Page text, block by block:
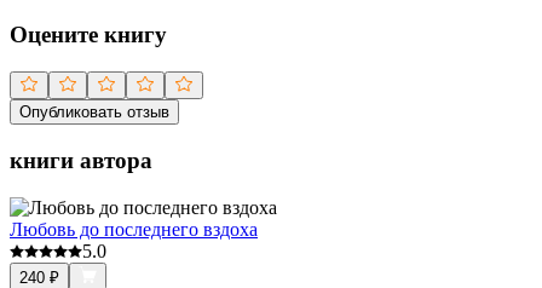
Оцените книгу
Опубликовать отзыв
книги автора
Любовь до последнего вздоха
5.0
240 ₽